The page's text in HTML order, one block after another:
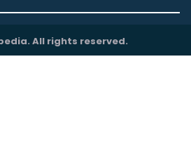
All rights reserved.